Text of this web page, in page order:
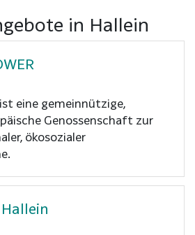
in Hallein
eine gemeinnützige,
Genossenschaft zur
ökosozialer